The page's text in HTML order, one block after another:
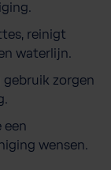
reinigt
waterlijn.
gebruik zorgen
een
wensen.